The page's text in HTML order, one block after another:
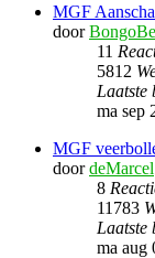
MGF
door
11
5812
Laatste
ma sep
MGF
doordeMarcel
8
11783
Laatste
ma aug